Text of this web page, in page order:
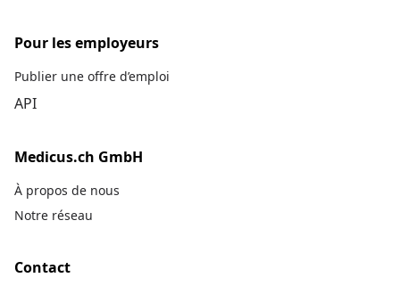
Pour les employeurs
Publier une offre d’emploi
API
Medicus.ch GmbH
À propos de nous
Notre réseau
Contact